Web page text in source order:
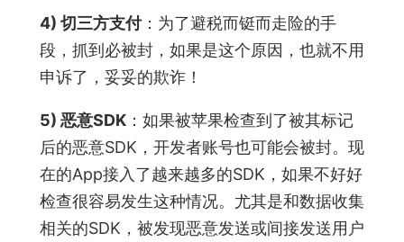
4) 切三方支付：为了避税而铤而走险的手
段，抓到必被封，如果是这个原因，也就不用
申诉了，妥妥的欺诈！
5) 恶意SDK ：如果被苹果检查到了被其标记
后的恶意SDK，开发者账号也可能会被封。现
在的App接入了越来越多的SDK，如果不好好
检查很容易发生这种情况。尤其是和数据收集
相关的SDK，被发现恶意发送或间接发送用户